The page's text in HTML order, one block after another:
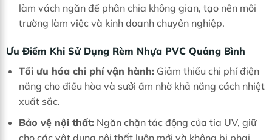
làm vách ngăn để phân chia không gian, tạo nên môi
trường làm việc và kinh doanh chuyên nghiệp.
Ưu Điểm Khi Sử Dụng Rèm Nhựa PVC Quảng Bình
Tối ưu hóa chi phí vận hành:Giảm thiểu chi phí điện
năng cho điều hòa và sưởi ấm nhờ khả năng cách nhiệt
xuất sắc.
Bảo vệ nội thất:Ngăn chặn tác động của tia UV, giữ
cho các vật dụng nội thất luôn mới và không bị phai